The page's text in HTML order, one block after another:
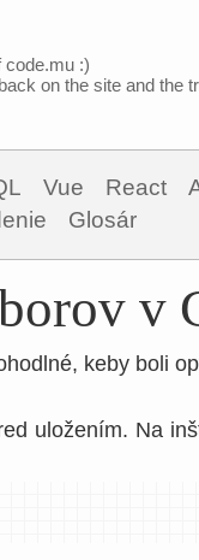
code.mu :)
on the site and the
Vue React
Glosár
v
keby boli
uložením. Na